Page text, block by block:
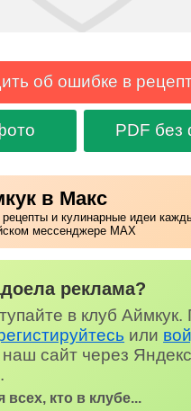
об ошибке в
PDF без
в Макс
и кулинарные идеи
мессенджере MAX
реклама?
в клуб Аймкук.
или
сайт через
всех, кто в клубе...